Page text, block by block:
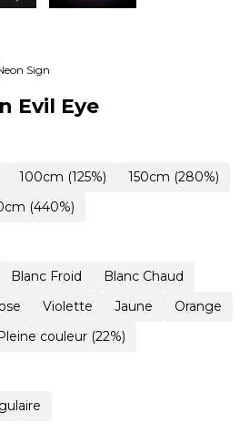
Sign
Evil Eye
100cm (125%)
150cm (280%)
(440%)
Blanc Froid
Blanc Chaud
Violette Jaune
Orange
couleur (22%)